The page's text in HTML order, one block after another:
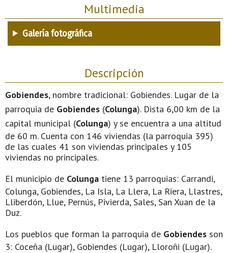
Multimedia
Galería fotográfica
Descripción
Gobiendes, nombre tradicional: Gobiendes. Lugar de la
parroquia de Gobiendes (Colunga). Dista 6,00 km de la
capital municipal (Colunga) y se encuentra a una altitud
de 60 m. Cuenta con 146 viviendas (la parroquia 395)
de las cuales 41 son viviendas principales y 105
viviendas no principales.
El municipio de Colunga tiene 13 parroquias: Carrandi,
Colunga, Gobiendes, La Isla, La Llera, La Riera, Llastres,
Lliberdón, Llue, Pernús, Pivierda, Sales, San Xuan de la
Duz.
Los pueblos que forman la parroquia de Gobiendes son
3: Coceña (Lugar), Gobiendes (Lugar), Lloroñi (Lugar).